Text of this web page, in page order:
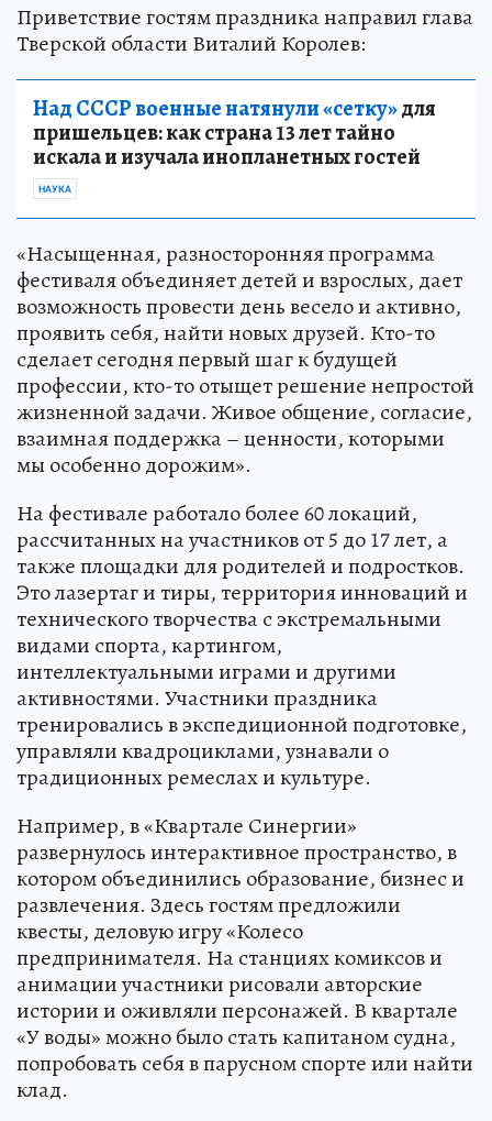
Приветствие гостям праздника направил глава
Тверской области Виталий Королев:
Над СССР военные натянули «сетку»для
пришельцев: как страна 13 лет тайно
искала и изучала инопланетных гостей
НАУКА
«Насыщенная, разносторонняя программа
фестиваля объединяет детей и взрослых, дает
возможность провести день весело и активно,
проявить себя, найти новых друзей. Кто-то
сделает сегодня первый шаг к будущей
профессии, кто-то отыщет решение непростой
жизненной задачи. Живое общение, согласие,
взаимная поддержка – ценности, которыми
мы особенно дорожим».
На фестивале работало более 60 локаций,
рассчитанных на участников от 5 до 17 лет, а
также площадки для родителей и подростков.
Это лазертаг и тиры, территория инноваций и
технического творчества с экстремальными
видами спорта, картингом,
интеллектуальными играми и другими
активностями. Участники праздника
тренировались в экспедиционной подготовке,
управляли квадроциклами, узнавали о
традиционных ремеслах и культуре.
Например, в «Квартале Синергии»
развернулось интерактивное пространство, в
котором объединились образование, бизнес и
развлечения. Здесь гостям предложили
квесты, деловую игру «Колесо
предпринимателя. На станциях комиксов и
анимации участники рисовали авторские
истории и оживляли персонажей. В квартале
«У воды» можно было стать капитаном судна,
попробовать себя в парусном спорте или найти
клад.